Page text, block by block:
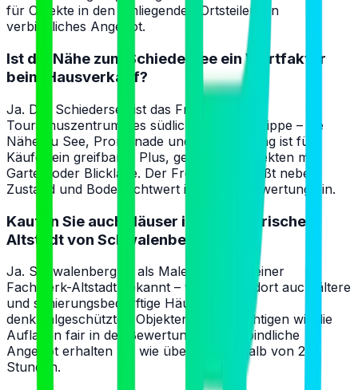
für Objekte in den umliegenden Ortsteilen ein
verbindliches Angebot.
Ist die Nähe zum Schiedersee ein Wertfaktor
beim Hausverkauf?
Ja. Der Schiedersee ist das Freizeit- und
Tourismuszentrum des südlichen Kreises Lippe – die
Nähe zu See, Promenade und Naherholung ist für
Käufer ein greifbares Plus, gerade bei Objekten mit
Garten oder Blicklage. Der Freizeitwert fließt neben
Zustand und Bodenrichtwert in unsere Bewertung ein.
Kaufen Sie auch Häuser in der historischen
Altstadt von Schwalenberg?
Ja. Schwalenberg ist als Malerstadt mit seiner
Fachwerk-Altstadt bekannt – wir kaufen dort auch ältere
und sanierungsbedürftige Häuser. Bei
denkmalgeschützten Objekten berücksichtigen wir die
Auflagen fair in der Bewertung; das verbindliche
Angebot erhalten Sie wie überall innerhalb von 24
Stunden.